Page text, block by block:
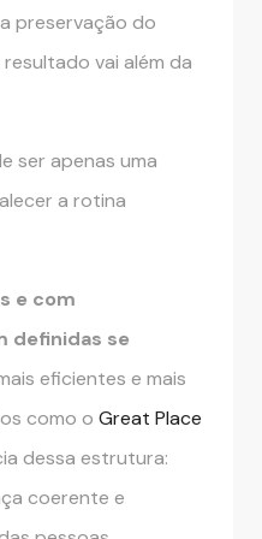
preservação do
vai além da
ser apenas uma
a rotina
e com
definidas se
eficientes e mais
como o Great Place
dessa estrutura:
coerente e